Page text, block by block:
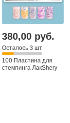
380,00 руб.
Осталось 3 шт
100 Пластина для
стемпинга ЛакShery